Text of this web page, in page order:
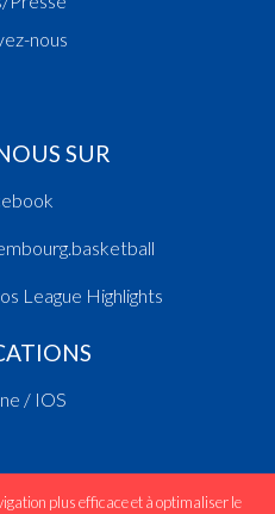
nous
SUR
League Highlights
/ IOS
plus efficace et à optimaliser le